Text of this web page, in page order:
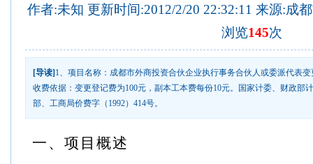
作者:未知 更新时间:2012/2/20 22:32:11 来源:成
浏览145次
[导读]1、项目名称：成都市外商投资合伙企业执行事务合伙人或委派代表
收费依据：变更登记费为100元，副本工本费每份10元。国家计委、财政部
部、工商局价费字（1992）414号。
一、项目概述